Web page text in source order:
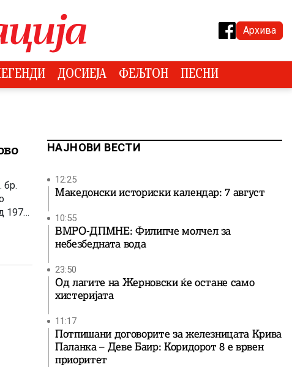
Архива
ДОСИЕЈА ФЕЉТОН ПЕСНИ
бр.
1973
НАЈНОВИ ВЕСТИ
12:25
Македонски историски календар: 7 август
10:55
ВМРО-ДПМНЕ: Филипче молчел за
небезбедната вода
23:50
Од лагите на Жерновски ќе остане само
хистеријата
11:17
Потпишани договорите за железницата Крива
Паланка – Деве Баир: Коридорот 8 е врвен
приоритет